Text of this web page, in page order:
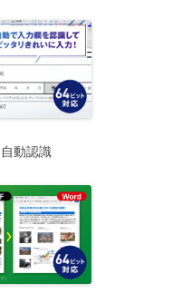
動認識